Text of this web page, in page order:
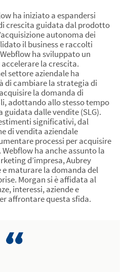
ha iniziato a espandersi
crescita guidata dal prodotto
autonoma dei
il business e raccolti
ha sviluppato un
la crescita.
settore aziendale ha
di cambiare la strategia di
la domanda di
adottando allo stesso tempo
dalle vendite (SLG).
significativi, dal
di vendita aziendale
processi per acquisire
ha anche assunto la
d’impresa, Aubrey
maturare la domanda del
Morgan si è affidata al
interessi, aziende e
affrontare questa sfida.